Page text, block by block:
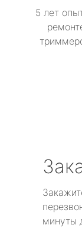
5 лет
минуты